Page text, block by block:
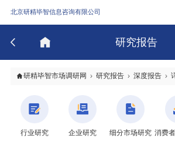
北京研精毕智信息咨询有限公司
研究报告
研精毕智市场调研网 研究报告 深度报告
行业研究 企业研究 细分市场研究 消费